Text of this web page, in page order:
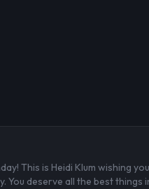
This is Heidi Klum wishing
You deserve all the best things